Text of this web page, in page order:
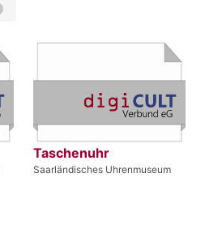
Taschenuhr
Saarländisches Uhrenmuseum